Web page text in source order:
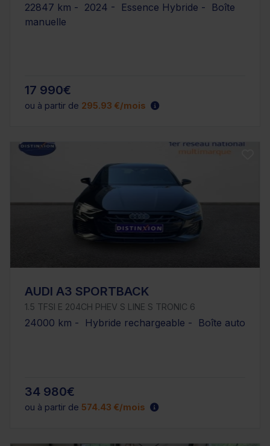
22847 km - 2024 - Essence Hybride - Boîte
manuelle
17 990€
ou à partir de 295.93 €/mois
AUDI A3 SPORTBACK
1.5 TFSI E 204CH PHEV S LINE S TRONIC 6
24000 km - Hybride rechargeable - Boîte auto
34 980€
ou à partir de 574.43 €/mois